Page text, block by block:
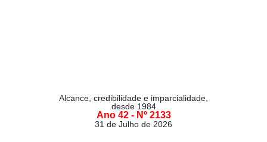
Alcance, credibilidade e imparcialidade,
desde 1984
Ano 42 - Nº 2133
31 de Julho de 2026